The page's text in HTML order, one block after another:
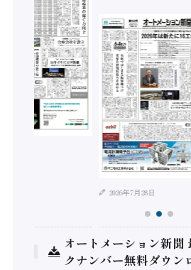
2026年7月28日
オートメーション新聞
クナンバー無料ダウン